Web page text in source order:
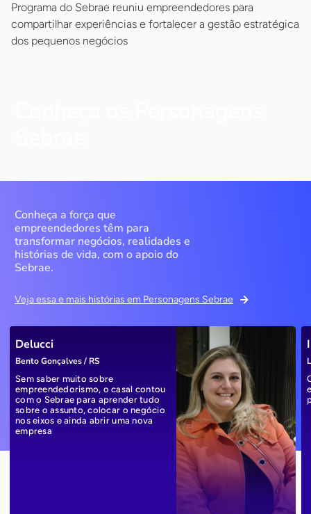
Programa do Sebrae reuniu empreendedores para
compartilhar experiências e fortalecer a gestão estratégica
dos pequenos negócios
Conheça a força que
empreendedores têm para
transformar negócios, realidades e
histórias de vida, com o apoio do
Sebrae.
Veja essa e mais histórias em Personagens Sebrae
Delucci
Bento Gonçalves / RS
Sem saber muito sobre
empreendedorismo, o casal contou
com o Sebrae para aprender tudo
sobre o assunto, colocar o negócio
nos eixos e ainda abrir uma nova
empresa